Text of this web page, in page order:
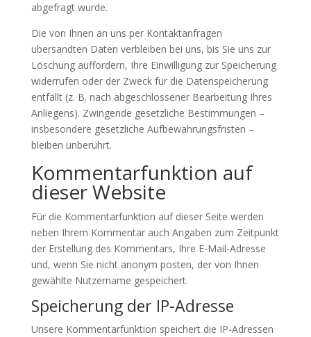
abgefragt wurde.
Die von Ihnen an uns per Kontaktanfragen
übersandten Daten verbleiben bei uns, bis Sie uns zur
Löschung auffordern, Ihre Einwilligung zur Speicherung
widerrufen oder der Zweck für die Datenspeicherung
entfällt (z. B. nach abgeschlossener Bearbeitung Ihres
Anliegens). Zwingende gesetzliche Bestimmungen –
insbesondere gesetzliche Aufbewahrungsfristen –
bleiben unberührt.
Kommentar­funktion auf
dieser Website
Für die Kommentarfunktion auf dieser Seite werden
neben Ihrem Kommentar auch Angaben zum Zeitpunkt
der Erstellung des Kommentars, Ihre E-Mail-Adresse
und, wenn Sie nicht anonym posten, der von Ihnen
gewählte Nutzername gespeichert.
Speicherung der IP-Adresse
Unsere Kommentarfunktion speichert die IP-Adressen